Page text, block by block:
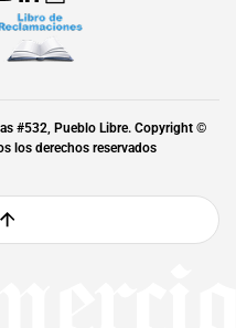
#532, Pueblo Libre. Copyright ©
los derechos reservados